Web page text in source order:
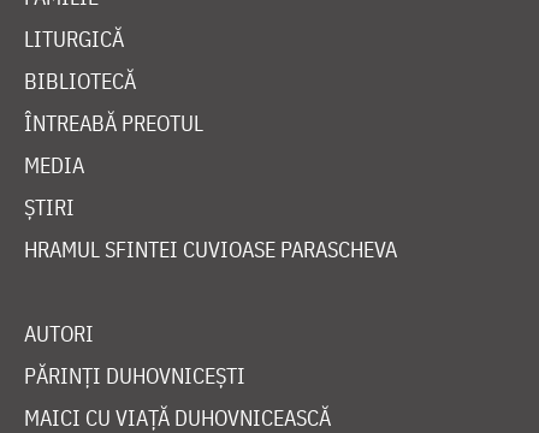
LITURGICĂ
BIBLIOTECĂ
ÎNTREABĂ PREOTUL
MEDIA
ȘTIRI
HRAMUL SFINTEI CUVIOASE PARASCHEVA
AUTORI
PĂRINȚI DUHOVNICEȘTI
MAICI CU VIAȚĂ DUHOVNICEASCĂ